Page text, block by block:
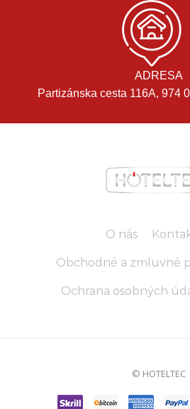
ADRESA
Partizánska cesta 116A, 974
O nás
Obchodné a zmluvné
Ochrana osobných
© HOTELTEC